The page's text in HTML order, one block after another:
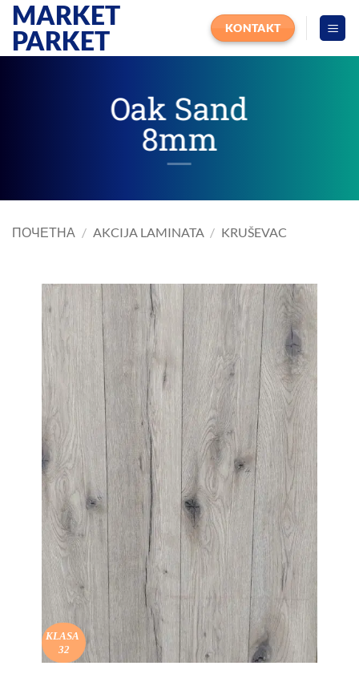
Прескочи
садржај
MARKET
PARKET
KONTAKT
Oak Sand
8mm
ПОЧЕТНА / AKCIJA LAMINATA / KRUŠEVAC
KLASA
32